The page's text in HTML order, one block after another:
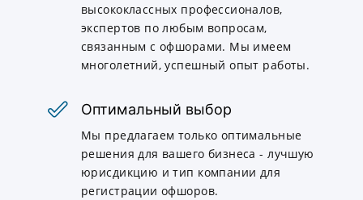
высококлассных профессионалов,
экспертов по любым вопросам,
связанным с офшорами. Мы имеем
многолетний, успешный опыт работы.
Оптимальный выбор
Мы предлагаем только оптимальные
решения для вашего бизнеса - лучшую
юрисдикцию и тип компании для
регистрации офшоров.